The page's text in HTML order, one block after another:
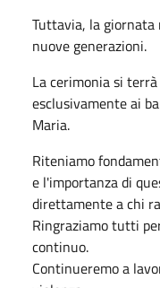
Tuttavia, la giornata
nuove generazioni.
La cerimonia si
esclusivamente ai
Maria.
Riteniamo
e l'importanza di
direttamente a chi
Ringraziamo tutti
continuo.
Continueremo a